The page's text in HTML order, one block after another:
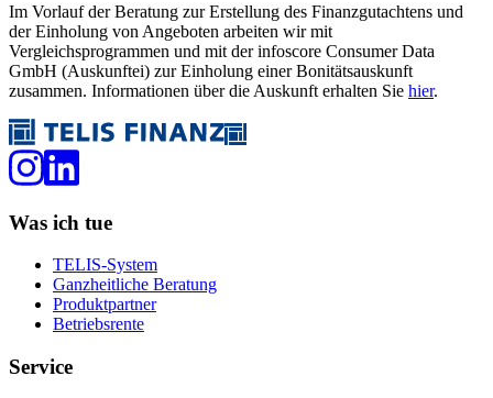
Im Vorlauf der Beratung zur Erstellung des Finanzgutachtens und
der Einholung von Angeboten arbeiten wir mit
Vergleichsprogrammen und mit der infoscore Consumer Data
GmbH (Auskunftei) zur Einholung einer Bonitätsauskunft
zusammen. Informationen über die Auskunft erhalten Sie hier.
Was ich tue
TELIS-System
Ganzheitliche Beratung
Produktpartner
Betriebsrente
Service